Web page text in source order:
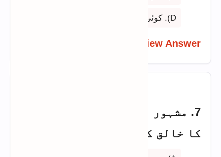
D). کوئی بھی نہیں
View Answer
7. مشہور مثنوی "سحر البيان"
کا خالق کون ہے؟